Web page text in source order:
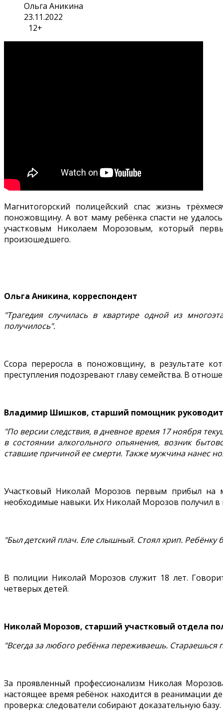
Ольга Аникина
23.11.2022
12+
Магнитогорский полицейский спас жизнь
поножовщину. А вот маму ребёнка спасти не
участковым Николаем Морозовым, который
произошедшего.
Ольга Аникина, корреспондент
"Трагедия случилась в квартире одной из
получилось".
Ссора переросла в поножовщину, в результате
преступления подозревают главу семейства. В
Владимир Шишков, старший помощник
"По версии следствия, в дневное время 17 ноября
в состоянии алкогольного опьянения, возник
ставшие причиной ее смерти. Также мужчина нанес
Участковый Николай Морозов первым прибыл на
необходимые навыки. Их Николай Морозов получил
"Был детский плач. Еле слышный. Стоял хрип.
В полиции Николай Морозов служит 18 лет.
четверых детей.
Николай Морозов, старший участковый отдела
"Всегда за любого ребёнка переживаешь.
За проявленный профессионализм Николая
настоящее время ребёнок находится в реанимации
проверка: следователи собирают доказательную базу.